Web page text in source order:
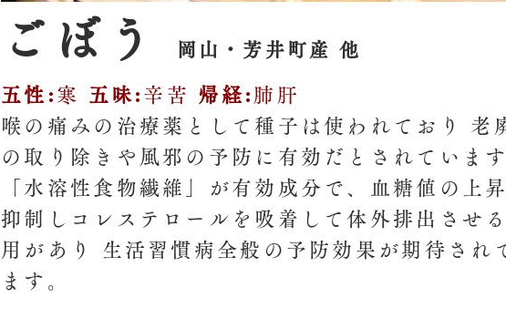
ごぼう 岡山・芳井町産 他
五性: 寒 五味: 辛苦 帰経: 肺肝
喉の痛みの治療薬として種子は使われており 老
の取り除きや風邪の予防に有効だとされています
「水溶性食物繊維」が有効成分で、血糖値の上
抑制しコレステロールを吸着して体外排出させ
用があり 生活習慣病全般の予防効果が期待され
ます。